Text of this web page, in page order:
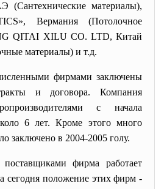
материалы),
Вермания (Потолочное
QITAI XILU СО. LTD, Китай
материалы) и т.д.
фирмами заключены
и договора. Компания
с начала
6 лет. Кроме этого много
заключено в 2004-2005 голу.
фирма работает
сегодня положение этих фирм -